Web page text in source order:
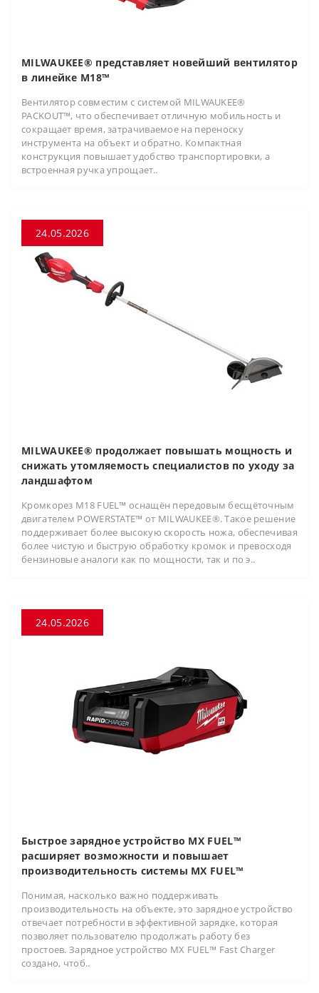
MILWAUKEE® представляет новейший вентилятор
в линейке M18™
Вентилятор совместим с системой MILWAUKEE®
PACKOUT™, что обеспечивает отличную мобильность и
сокращает время, затрачиваемое на переноску
инструмента на объект и обратно. Компактная
конструкция повышает удобство транспортировки, а
встроенная ручка упрощает..
24.05.2026
MILWAUKEE® продолжает повышать мощность и
снижать утомляемость специалистов по уходу за
ландшафтом
Кромкорез M18 FUEL™ оснащён передовым бесщёточным
двигателем POWERSTATE™ от MILWAUKEE®. Такое решение
поддерживает более высокую скорость ножа, обеспечивая
более чистую и быструю обработку кромок и превосходя
бензиновые аналоги как по мощности, так и по э..
24.05.2026
Быстрое зарядное устройство MX FUEL™
расширяет возможности и повышает
производительность системы MX FUEL™
Понимая, насколько важно поддерживать
производительность на объекте, это зарядное устройство
отвечает потребности в эффективной зарядке, которая
позволяет пользователю продолжать работу без
простоев. Зарядное устройство MX FUEL™ Fast Charger
создано, чтоб..